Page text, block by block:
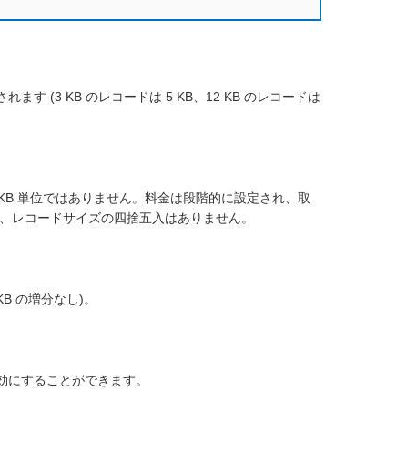
ます (3 KB のレコードは 5 KB、12 KB のレコードは
単位ではありません。料金は段階的に設定され、取
コードサイズの四捨五入はありません。
の増分なし)。
することができます。